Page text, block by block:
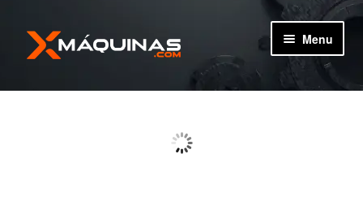
Pular
para
Pular
para
conteúdo
Menu
TIPOS DE MÁQUINAS